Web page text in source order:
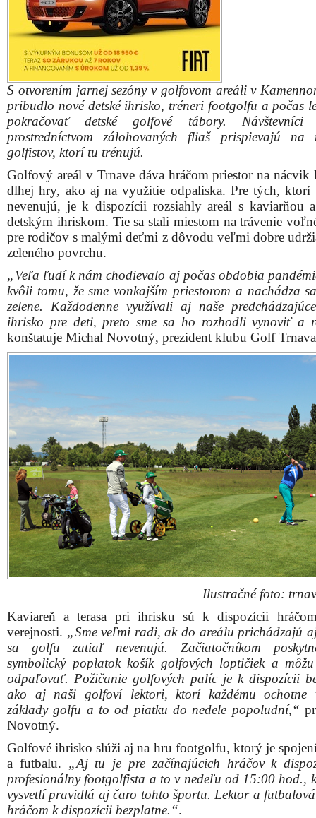
S otvorením jarnej sezóny v golfovom areáli v
pribudlo nové detské ihrisko, tréneri footgolfu a počas
pokračovať detské golfové tábory. Návštevníci
prostredníctvom zálohovaných fliaš prispievajú na
golfistov, ktorí tu trénujú.
Golfový areál v Trnave dáva hráčom priestor na nácvik
dlhej hry, ako aj na využitie odpaliska. Pre tých, ktorí
nevenujú, je k dispozícii rozsiahly areál s kaviarňou
detským ihriskom. Tie sa stali miestom na trávenie
pre rodičov s malými deťmi z dôvodu veľmi dobre
zeleného povrchu.
„Veľa ľudí k nám chodievalo aj počas obdobia
kvôli tomu, že sme vonkajším priestorom a nachádza
zelene. Každodenne využívali aj naše
ihrisko pre deti, preto sme sa ho rozhodli vynoviť a
konštatuje Michal Novotný, prezident klubu Golf
Ilustračné foto:
Kaviareň a terasa pri ihrisku sú k dispozícii
verejnosti. „Sme veľmi radi, ak do areálu prichádzajú
sa golfu zatiaľ nevenujú. Začiatočníkom
symbolický poplatok košík golfových loptičiek a
odpaľovať. Požičanie golfových palíc je k dispozícii
ako aj naši golfoví lektori, ktorí každému ochotne
základy golfu a to od piatku do nedele popoludní,“
Novotný.
Golfové ihrisko slúži aj na hru footgolfu, ktorý je
a futbalu. „Aj tu je pre začínajúcich hráčov k
profesionálny footgolfista a to v nedeľu od 15:00 hod.,
vysvetlí pravidlá aj čaro tohto športu. Lektor a
hráčom k dispozícii bezplatne.“.